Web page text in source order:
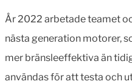
År 2022 arbetade teamet
nästa generation motorer,
mer bränsleeffektiva än
användas för att testa och